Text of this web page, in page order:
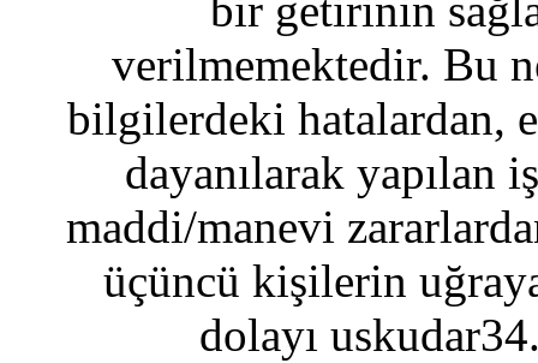
bir getirinin
verilmemektedir. Bu
bilgilerdeki hatalardan,
dayanılarak yapılan
maddi/manevi
üçüncü kişilerin
dolayı